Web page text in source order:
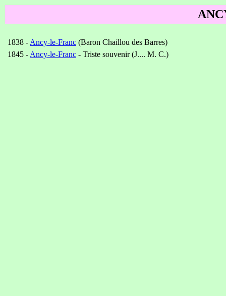
1838 - Ancy-le-Franc (Baron Chaillou des Barres)
1845 - Ancy-le-Franc - Triste souvenir (J.... M. C.)